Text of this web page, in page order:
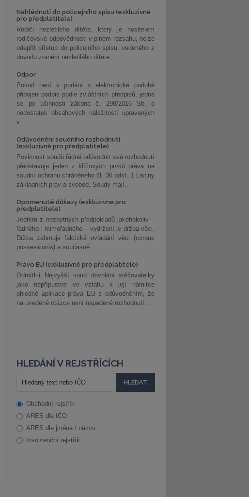
Nahlédnutí do policejního spisu (exkluzivně
pro předplatitele)
Rodiči nezletilého dítěte, který je nositelem
rodičovské odpovědnosti v plném rozsahu, nelze
odepřít přístup do policejního spisu, vedeného z
důvodu zranění nezletilého dítěte,...
Odpor
Pokud není k podání v elektronické podobě
připojen podpis podle zvláštních předpisů, jedná
se po účinnosti zákona č. 298/2016 Sb. o
nedostatek obsahových náležitostí upravených
v...
Odůvodnění soudního rozhodnutí
(exkluzivně pro předplatitele)
Povinnost soudů řádně odůvodnit svá rozhodnutí
představuje jeden z klíčových prvků práva na
soudní ochranu chráněného čl. 36 odst. 1 Listiny
základních práv a svobod. Soudy mají...
Opomenuté důkazy (exkluzivně pro
předplatitele)
Jedním z nezbytných předpokladů jakéhokoliv –
řádného i mimořádného – vydržení je držba věci.
Držba zahrnuje faktické ovládání věci (corpus
possessionis) a současně...
Právo EU (exkluzivně pro předplatitele)
Odmítl-li Nejvyšší soud dovolání stěžovatelky
jako nepřípustné ve vztahu k její námitce
ohledně aplikace práva EU s odůvodněním, že
na uvedené otázce není napadené rozhodnutí...
HLEDÁNÍ V REJSTŘÍCÍCH
Obchodní rejstřík
ARES dle IČO
ARES dle jména / názvu
Insolvenční rejstřík